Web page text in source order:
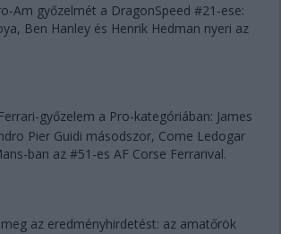
Am győzelmét a DragonSpeed #21-ese:
Ben Hanley és Henrik Hedman nyeri az
győzelem a Pro-kategóriában: James
Pier Guidi másodszor, Come Ledogar
ban az #51-es AF Corse Ferrarival.
az eredményhirdetést: az amatőrök